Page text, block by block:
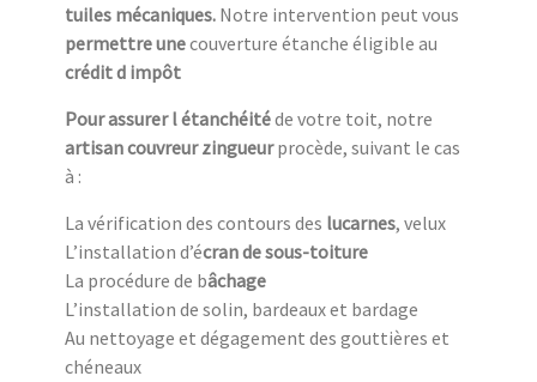
tuiles mécaniques. Notre intervention peut vous
permettre unecouverture étanche éligible au
crédit d impôt
Pour assurer l étanchéitéde votre toit, notre
artisan couvreur zingueurprocède, suivant le cas
à :
La vérification des contours des lucarnes, velux
L’installation d’écran de sous-toiture
La procédure de bâchage
L’installation de solin, bardeaux et bardage
Au nettoyage et dégagement des gouttières et
chéneaux